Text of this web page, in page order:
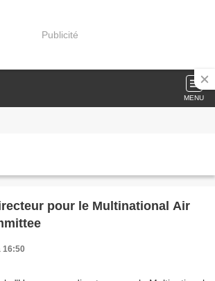
Publicité
MENU
pour le Multinational Air
16:50